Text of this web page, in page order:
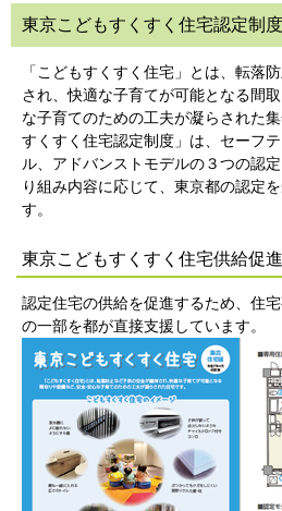
東京こどもすくすく住宅認定制度
「こどもすくすく住宅」とは、転落
され、快適な子育てが可能となる間
な子育てのための工夫が凝らされた
すくすく住宅認定制度」は、セーフ
ル、アドバンストモデルの３つの認
り組み内容に応じて、東京都の認定
す。
東京こどもすくすく住宅供給促
認定住宅の供給を促進するため、住
の一部を都が直接支援しています。